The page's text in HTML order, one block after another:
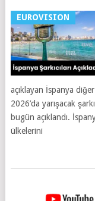
EUROVISION
açıklayan İspanya
2026’da yarışacak
bugün açıklandı.
ülkelerini
YAZILAR